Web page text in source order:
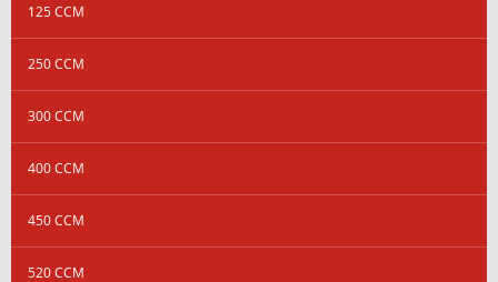
125 CCM
250 CCM
300 CCM
400 CCM
450 CCM
520 CCM